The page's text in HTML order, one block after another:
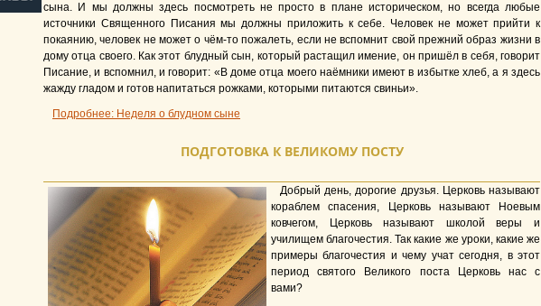
сына. И мы должны здесь посмотреть не просто в плане историческом, но всегда любые
источники Священного Писания мы должны приложить к себе. Человек не может прийти к
покаянию, человек не может о чём-то пожалеть, если не вспомнит свой прежний образ жизни в
дому отца своего. Как этот блудный сын, который растащил имение, он пришёл в себя, говорит
Писание, и вспомнил, и говорит: «В доме отца моего наёмники имеют в избытке хлеб, а я здесь
жажду гладом и готов напитаться рожками, которыми питаются свиньи».
Подробнее: Неделя о блудном сыне
ПОДГОТОВКА К ВЕЛИКОМУ ПОСТУ
Добрый день, дорогие друзья. Церковь называют
кораблем спасения, Церковь называют Ноевым
ковчегом, Церковь называют школой веры и
училищем благочестия. Так какие же уроки, какие же
примеры благочестия и чему учат сегодня, в этот
период святого Великого поста Церковь нас с
вами?